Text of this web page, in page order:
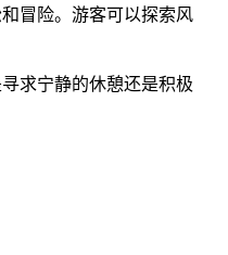
冒险。游客可以探索风
求宁静的休憩还是积极